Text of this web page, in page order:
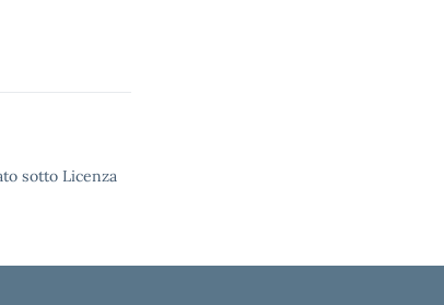
sotto Licenza